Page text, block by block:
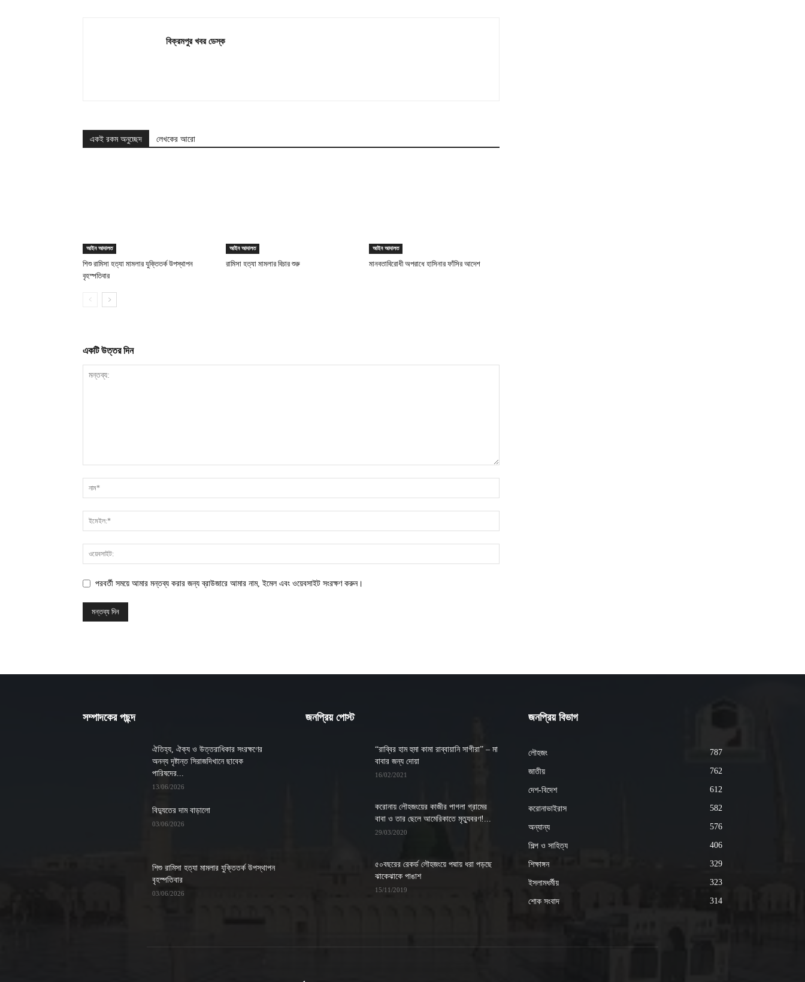
বিক্রমপুর খবর ডেস্ক
একই রকম অনুচ্ছেদ লেখকের আরো
আইন আদালত
শিশু রামিসা হত্যা মামলার যুক্তিতর্ক উপস্থাপন
বৃহস্পতিবার
আইন আদালত
রামিসা হত্যা মামলার বিচার শুরু
আইন আদালত
মানবতাবিরোধী অপরাধে হাসিনার ফাঁসির আদেশ
একটি উত্তর দিন
পরবর্তী সময়ে আমার মন্তব্য করার জন্য ব্রাউজারে আমার নাম, ইমেল এবং ওয়েবসাইট সংরক্ষণ করুন।
সম্পাদকের পছন্দ
ঐতিহ্য, ঐক্য ও উত্তরাধিকার সংরক্ষণের
অনন্য দৃষ্টান্ত সিরাজদিখানে ছাবেক
পারিষদের...
13/06/2026
বিদ্যুতের দাম বাড়ালো
03/06/2026
শিশু রামিসা হত্যা মামলার যুক্তিতর্ক উপস্থাপন
বৃহস্পতিবার
03/06/2026
জনপ্রিয় পোস্ট
“রাব্বির হাম হুমা কামা রাব্বায়ানি সাগীরা” – মা
বাবার জন্য দোয়া
16/02/2021
করোনায় লৌহজংয়ের কাজীর পাগলা গ্রামের
বাবা ও তার ছেলে আমেরিকাতে মৃত্যুবরণ!...
29/03/2020
৫০বছরের রেকর্ড লৌহজংয়ে পদ্মায় ধরা পড়ছে
ঝাকেঝাকে পাঙাশ
15/11/2019
জনপ্রিয় বিভাগ
লৌহজং 787
জাতীয় 762
দেশ-বিদেশ 612
করোনাভাইরাস 582
অন্যান্য 576
শিল্প ও সাহিত্য 406
শিক্ষাঙ্গন 329
ইসলামধর্মীয় 323
শোক সংবাদ 314